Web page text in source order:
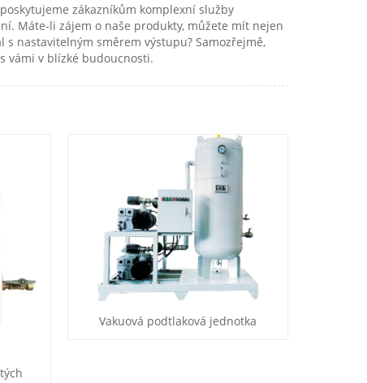
zákazníkům komplexní služby
Máte-li zájem o naše produkty, můžete mít nejen
nastavitelným směrem výstupu? Samozřejmě,
vámi v blízké budoucnosti.
Vakuová podtlaková jednotka